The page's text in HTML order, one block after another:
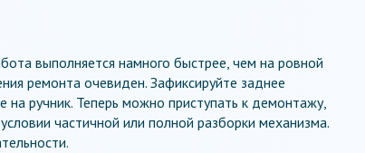
выполняется намного быстрее, чем на ровной
ремонта очевиден. Зафиксируйте заднее
на ручник. Теперь можно приступать к демонтажу,
частичной или полной разборки механизма.